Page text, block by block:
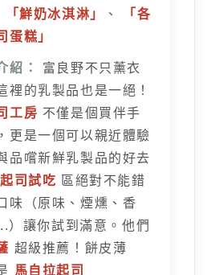
「鮮奶冰淇淋」 、
「各
蛋糕」
紹：
富良野不只薰衣
裡的乳製品也是一絕！
工房 不僅是個買伴手
更是一個可以親近體驗
品嚐新鮮乳製品的好去
司試吃 區絕對不能錯
味（原味、煙燻、香
）讓你試到滿意。他們
超級推薦！餅皮薄
馬自拉起司